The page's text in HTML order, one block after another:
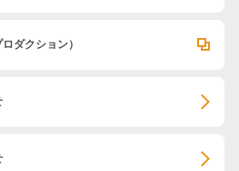
ダクション）